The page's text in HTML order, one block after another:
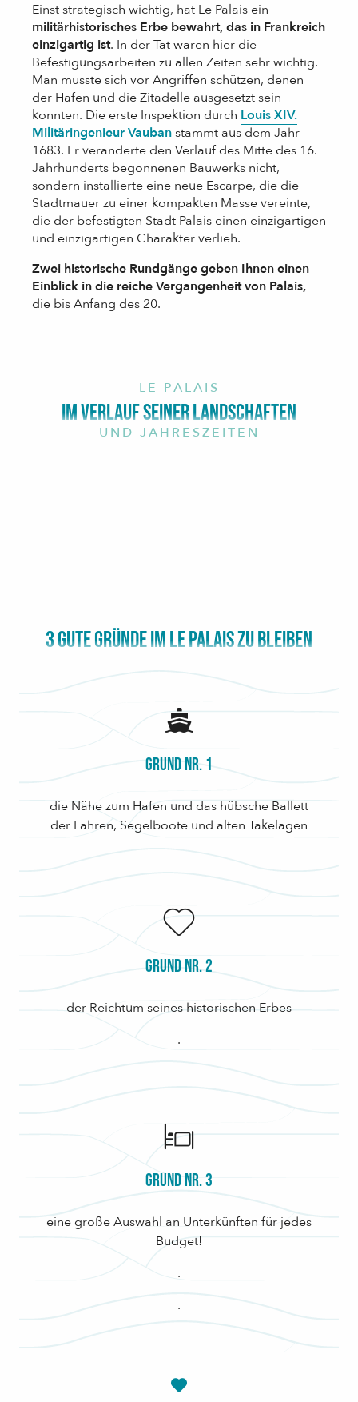
Einst strategisch wichtig, hat Le Palais ein
militärhistorisches Erbe bewahrt, das in Frankreich
einzigartig ist. In der Tat waren hier die
Befestigungsarbeiten zu allen Zeiten sehr wichtig.
Man musste sich vor Angriffen schützen, denen
der Hafen und die Zitadelle ausgesetzt sein
konnten. Die erste Inspektion durch Louis XIV.
Militäringenieur Vaubanstammt aus dem Jahr
1683. Er veränderte den Verlauf des Mitte des 16.
Jahrhunderts begonnenen Bauwerks nicht,
sondern installierte eine neue Escarpe, die die
Stadtmauer zu einer kompakten Masse vereinte,
die der befestigten Stadt Palais einen einzigartigen
und einzigartigen Charakter verlieh.
Zwei historische Rundgänge geben Ihnen einen
Einblick in die reiche Vergangenheit von Palais,
die bis Anfang des 20.
LE PALAIS
IM VERLAUF SEINER LANDSCHAFTEN
UND JAHRESZEITEN
3 GUTE GRÜNDE IM LE PALAIS ZU BLEIBEN
Grund Nr. 1
die Nähe zum Hafen und das hübsche Ballett
der Fähren, Segelboote und alten Takelagen
Grund Nr. 2
der Reichtum seines historischen Erbes
.
Grund Nr. 3
eine große Auswahl an Unterkünften für jedes
Budget!
.
.